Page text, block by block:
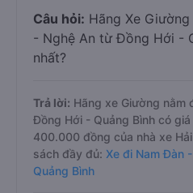
Câu hỏi: Hãng Xe
- Nghệ An từ Đồng Hới -
nhất?
Trả lời: Hãng xe Giường nằm
Đồng Hới - Quảng Bình có
400.000 đồng của nhà xe
sách đầy đủ: Xe đi Nam Đàn
Quảng Bình